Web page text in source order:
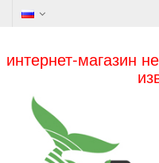
интернет-магазин